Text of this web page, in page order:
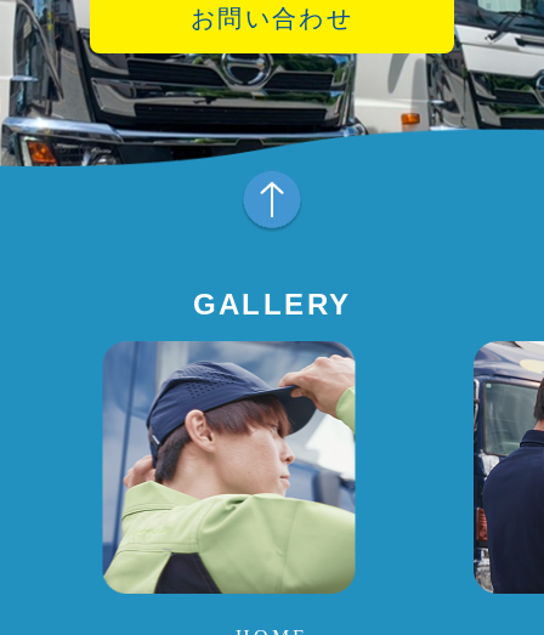
お問い合わせ
GALLERY